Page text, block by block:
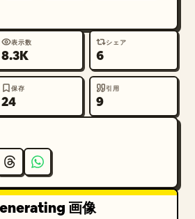
のインカメラで撮影された人物とし
しない。
表示数
8.3K
シェア
6
保存
24
引用
9
画像